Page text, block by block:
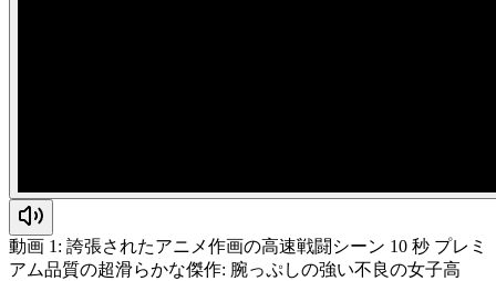
動画 1: 誇張されたアニメ作画の高速戦闘シーン 10 秒 プレミ
アム品質の超滑らかな傑作: 腕っぷしの強い不良の女子高